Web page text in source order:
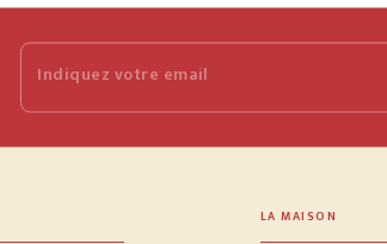
Indiquez votre email
LA MAISON